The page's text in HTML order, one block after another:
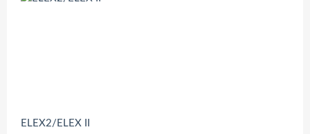
ELEX2/ELEX II